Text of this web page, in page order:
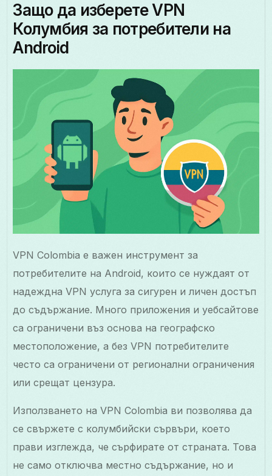
Защо да изберете VPN
Колумбия за потребители на
Android
VPN Colombia е важен инструмент за
потребителите на Android, които се нуждаят от
надеждна VPN услуга за сигурен и личен достъп
до съдържание. Много приложения и уебсайтове
са ограничени въз основа на географско
местоположение, а без VPN потребителите
често са ограничени от регионални ограничения
или срещат цензура.
Използването на VPN Colombia ви позволява да
се свържете с колумбийски сървъри, което
прави изглежда, че сърфирате от страната. Това
не само отключва местно съдържание, но и